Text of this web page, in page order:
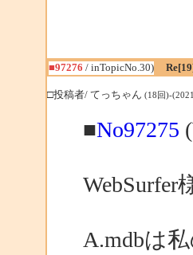
■97276 / inTopicNo.30)
□投稿者/ てっちゃん (18回)-
■No97275
WebSurfer
A.mdbは